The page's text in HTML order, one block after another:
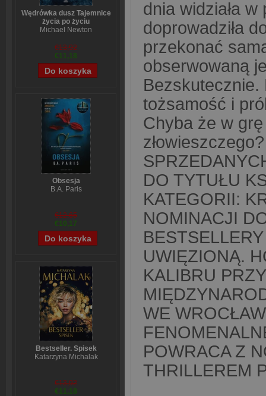
Wędrówka dusz Tajemnice
życia po życiu
Michael Newton
€13,92
€11,18
Obsesja
B.A. Paris
€12,65
€10,17
Bestseller. Spisek
Katarzyna Michalak
€13,92
€11,18
dnia widziała
doprowadziła
przekonać
obserwowaną
Bezskutecznie.
tożsamość i
Chyba że w
DO TYTUŁU
KATEGORII:
NOMINACJI
UWIĘZIONĄ.
KALIBRU
WE
POWRACA Z
THRILLEREM